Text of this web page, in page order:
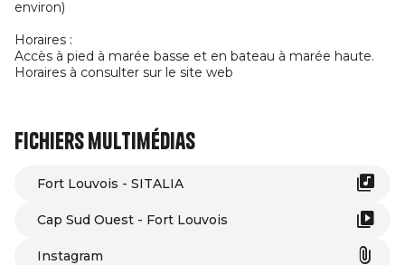
environ)
Horaires :
Accès à pied à marée basse et en bateau à marée haute.
Horaires à consulter sur le site web
Fichiers multimédias
Fort Louvois - SITALIA
Cap Sud Ouest - Fort Louvois
Instagram